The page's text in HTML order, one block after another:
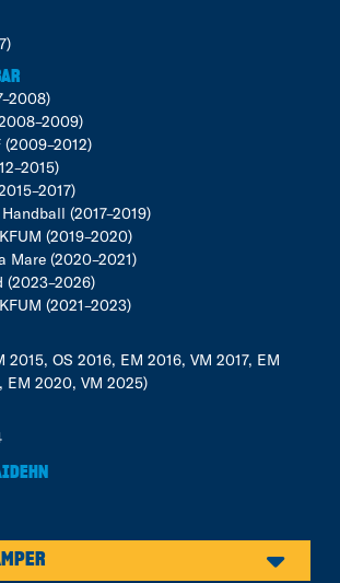
(2009–2012)
(2017–2019)
(2019–2020)
Mare (2020–2021)
(2023–2026)
(2021–2023)
2015, OS 2016, EM 2016, VM 2017, EM
EM 2020, VM 2025)